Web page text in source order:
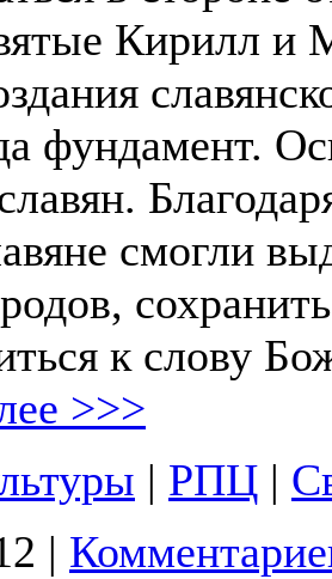
Кирилл и
фундамент.
смогли
к слову
>>>
| РПЦ |
|